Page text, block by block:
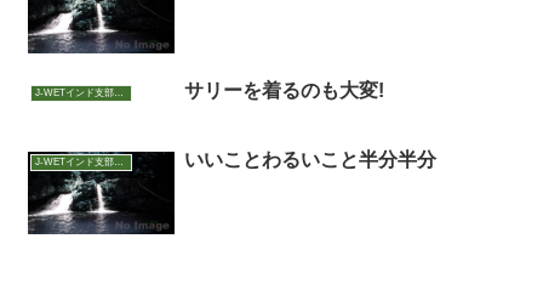
J-WETインド支部～ヨガのこころ～ サリーを着るのも大変!
J-WETインド支部～ヨガのこころ～ いいことわるいこと半分半分